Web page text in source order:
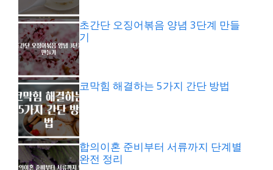
초간단 오징어볶음 양념 3단계 만들
기
코막힘 해결하는 5가지 간단 방법
합의이혼 준비부터 서류까지 단계별
완전 정리